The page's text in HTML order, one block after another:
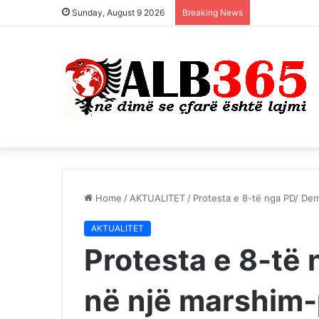
Sunday, August 9 2026 Breaking News
Home / AKTUALITET / Protesta e 8-të nga PD/
AKTUALITET
Protesta e 8-të
në një